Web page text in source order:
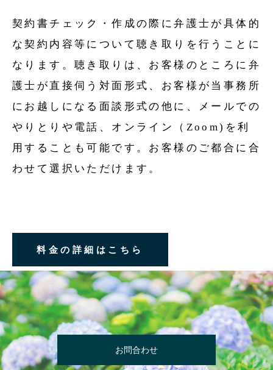
契約書チェック・作成の際に弁護士が具体的
な契約内容等について聴き取りを行うことに
なります。聴き取りは、お客様のところに弁
護士が直接伺う対面形式、お客様が当事務所
にお越しになる面談形式の他に、メールでの
やりとりや電話、オンライン（Zoom)を利
用することも可能です。お客様のご都合に合
わせて選択いただけます。
料金の詳細はこちら
お問合わせ